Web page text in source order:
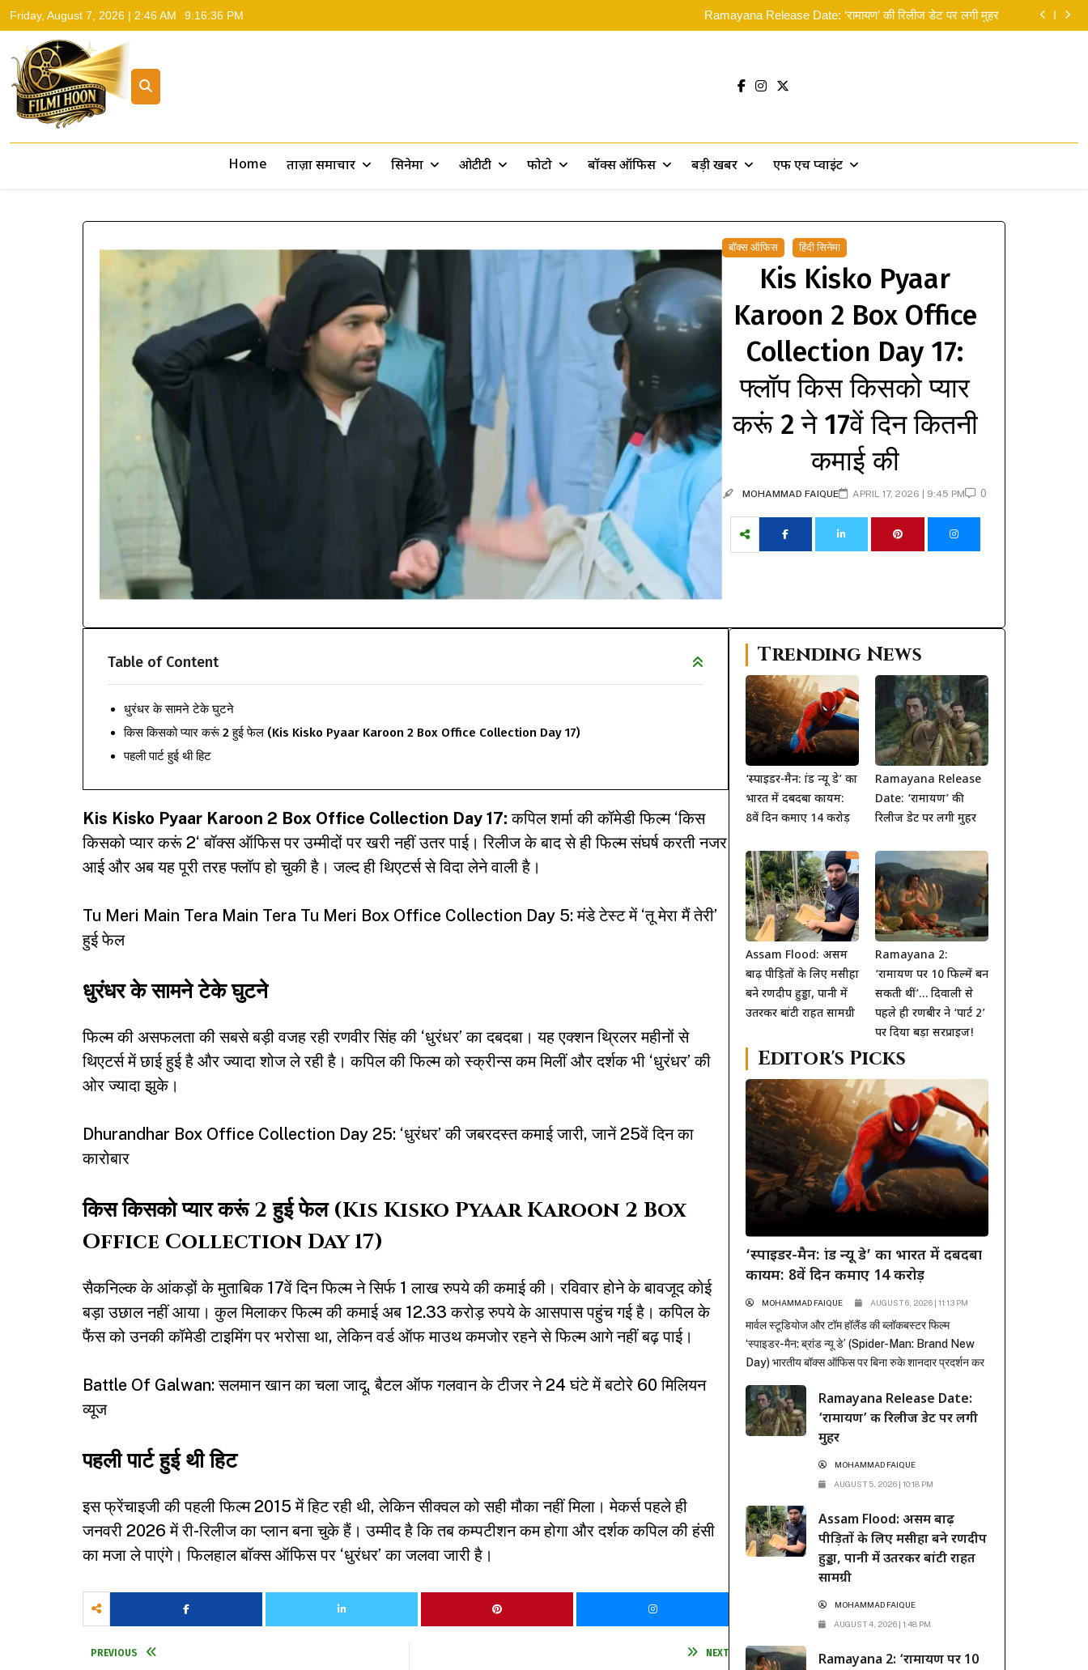
Friday, August 7, 2026 | 2:46 AM 9:16:37 PM
Ramayana Release Date: ‘रामायण’ की रिलीज डेट पर लगी मुहर
Assam Flood: असम बाढ़ पीड़ितों के लिए मसीहा बने रणदीप हुड्डा, पानी में उतरकर बांटी राहत सामग्री
Assam Flood: असम बाढ़ पीड़ितों के लिए मसीहा बने रणदीप हुड्डा, पानी में उतरकर बांटी राहत सामग्री
Filmi Hoon Home ताज़ा समाचार सिनेमा ओटीटी फोटो बॉक्स ऑफिस बड़ी खबर एफ एच प्वाइंट
बॉक्स ऑफिस हिंदी सिनेमा
Kis Kisko Pyaar
Karoon 2 Box Office
Collection Day 17:
फ्लॉप किस किसको प्यार
करूं 2 ने 17वें दिन कितनी
कमाई की
MOHAMMAD FAIQUE APRIL 17, 2026 | 9:45 PM 0
Table of Content
धुरंधर के सामने टेके घुटने
किस किसको प्यार करूं 2 हुई फेल (Kis Kisko Pyaar Karoon 2 Box Office Collection Day 17)
पहली पार्ट हुई थी हिट
Kis Kisko Pyaar Karoon 2 Box Office Collection Day 17: कपिल शर्मा की कॉमेडी फिल्म ‘किस
किसको प्यार करूं 2‘ बॉक्स ऑफिस पर उम्मीदों पर खरी नहीं उतर पाई। रिलीज के बाद से ही फिल्म संघर्ष करती नजर
आई और अब यह पूरी तरह फ्लॉप हो चुकी है। जल्द ही थिएटर्स से विदा लेने वाली है।
Tu Meri Main Tera Main Tera Tu Meri Box Office Collection Day 5: मंडे टेस्ट में ‘तू मेरा मैं तेरी’
हुई फेल
धुरंधर के सामने टेके घुटने
फिल्म की असफलता की सबसे बड़ी वजह रही रणवीर सिंह की ‘धुरंधर’ का दबदबा। यह एक्शन थ्रिलर महीनों से
थिएटर्स में छाई हुई है और ज्यादा शोज ले रही है। कपिल की फिल्म को स्क्रीन्स कम मिलीं और दर्शक भी ‘धुरंधर’ की
ओर ज्यादा झुके।
Dhurandhar Box Office Collection Day 25: ‘धुरंधर’ की जबरदस्त कमाई जारी, जानें 25वें दिन का
कारोबार
किस किसको प्यार करूं 2 हुई फेल (Kis Kisko Pyaar Karoon 2 Box
Office Collection Day 17)
सैकनिल्क के आंकड़ों के मुताबिक 17वें दिन फिल्म ने सिर्फ 1 लाख रुपये की कमाई की। रविवार होने के बावजूद कोई
बड़ा उछाल नहीं आया। कुल मिलाकर फिल्म की कमाई अब 12.33 करोड़ रुपये के आसपास पहुंच गई है। कपिल के
फैंस को उनकी कॉमेडी टाइमिंग पर भरोसा था, लेकिन वर्ड ऑफ माउथ कमजोर रहने से फिल्म आगे नहीं बढ़ पाई।
Battle Of Galwan: सलमान खान का चला जादू, बैटल ऑफ गलवान के टीजर ने 24 घंटे में बटोरे 60 मिलियन
व्यूज
पहली पार्ट हुई थी हिट
इस फ्रेंचाइजी की पहली फिल्म 2015 में हिट रही थी, लेकिन सीक्वल को सही मौका नहीं मिला। मेकर्स पहले ही
जनवरी 2026 में री-रिलीज का प्लान बना चुके हैं। उम्मीद है कि तब कम्पटीशन कम होगा और दर्शक कपिल की हंसी
का मजा ले पाएंगे। फिलहाल बॉक्स ऑफिस पर ‘धुरंधर’ का जलवा जारी है।
PREVIOUS NEXT
Trending News
‘स्पाइडर-मैन: ब्रांड न्यू डे’ का
भारत में दबदबा कायम:
8वें दिन कमाए 14 करोड़
Ramayana Release
Date: ‘रामायण’ की
रिलीज डेट पर लगी मुहर
Assam Flood: असम
बाढ़ पीड़ितों के लिए मसीहा
बने रणदीप हुड्डा, पानी में
उतरकर बांटी राहत सामग्री
Ramayana 2:
‘रामायण पर 10 फिल्में बन
सकती थीं’… दिवाली से
पहले ही रणबीर ने ‘पार्ट 2’
पर दिया बड़ा सरप्राइज!
Editor's Picks
‘स्पाइडर-मैन: ब्रांड न्यू डे’ का भारत में दबदबा
कायम: 8वें दिन कमाए 14 करोड़
MOHAMMAD FAIQUE AUGUST 6, 2026 | 11:13 PM
मार्वल स्टूडियोज और टॉम हॉलैंड की ब्लॉकबस्टर फिल्म
‘स्पाइडर-मैन: ब्रांड न्यू डे’ (Spider-Man: Brand New
Day) भारतीय बॉक्स ऑफिस पर बिना रुके शानदार प्रदर्शन कर
दूसरे हफ्ते के कामकाजी दिनों में भी सिनेमाघरों में अपनी मजबूत
पकड़ बनाए रखी है। रिलीज के...
Ramayana Release Date:
‘रामायण’ की रिलीज डेट पर लगी
मुहर
MOHAMMAD FAIQUE
AUGUST 5, 2026 | 10:18 PM
Assam Flood: असम बाढ़
पीड़ितों के लिए मसीहा बने रणदीप
हुड्डा, पानी में उतरकर बांटी राहत
सामग्री
MOHAMMAD FAIQUE
AUGUST 4, 2026 | 1:48 PM
Ramayana 2: ‘रामायण पर 10